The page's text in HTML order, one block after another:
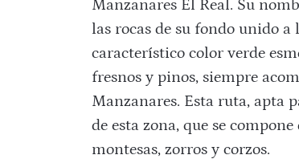
Manzanares El Real. Su
las rocas de su fondo unido a
característico color verde
fresnos y pinos, siempre
Manzanares. Esta ruta, apta
de esta zona, que se
montesas, zorros y corzos.